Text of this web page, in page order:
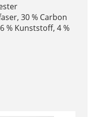
30 % Carbon
% Kunststoff, 4 %